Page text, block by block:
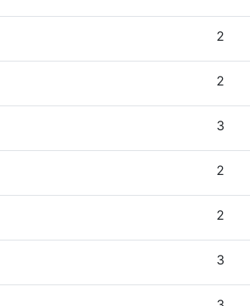
2
2
3
2
2
3